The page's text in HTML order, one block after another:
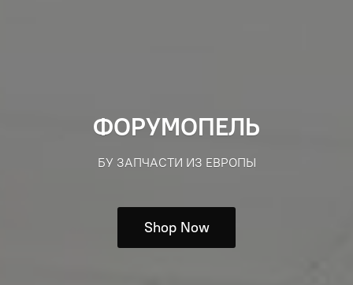
ФОРУМОПЕЛЬ
БУ ЗАПЧАСТИ ИЗ ЕВРОПЫ
Shop Now